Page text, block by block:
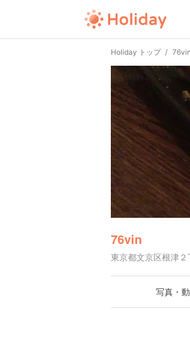
Holiday トップ 76vin
76vin
東京都文京区根津２
写真・